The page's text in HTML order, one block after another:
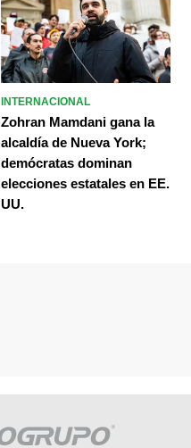
INTERNACIONAL
Zohran Mamdani gana la
alcaldía de Nueva York;
demócratas dominan
elecciones estatales en EE.
UU.